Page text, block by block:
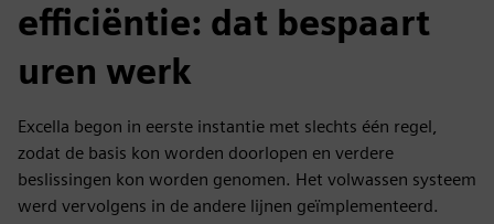
efficiëntie: dat bespaart
uren werk
Excella begon in eerste instantie met slechts één regel,
zodat de basis kon worden doorlopen en verdere
beslissingen kon worden genomen. Het volwassen systeem
werd vervolgens in de andere lijnen geïmplementeerd.